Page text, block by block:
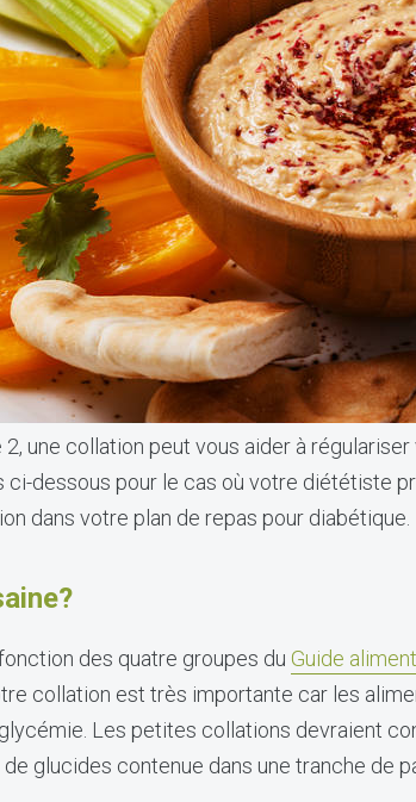
une collation peut vous aider à
dessous pour le cas où votre diététiste
dans votre plan de repas pour diabétique.
des quatre groupes du Guide
collation est très importante car les
Les petites collations devraient
glucides contenue dans une tranche de